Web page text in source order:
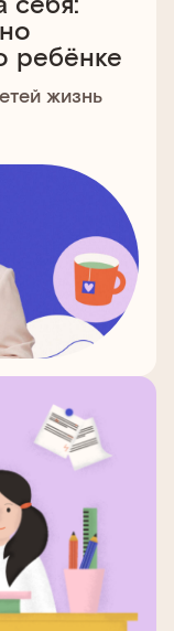
ребёнке
жизнь